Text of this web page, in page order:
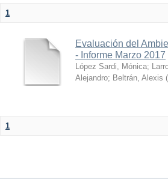
1
Evaluación del
- Informe Marzo 2017
López Sardi, Mónica;
Alejandro; Beltrán, Alexis (
1